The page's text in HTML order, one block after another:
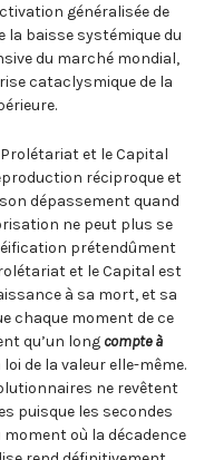
généralisée de
la baisse systémique du
du marché mondial,
cataclysmique de la
et le Capital
réciproque et
dépassement quand
ne peut plus se
prétendûment
et le Capital est
à sa mort, et sa
chaque moment de ce
qu’un long compte à
de la valeur elle-même.
ne revêtent
puisque les secondes
où la décadence